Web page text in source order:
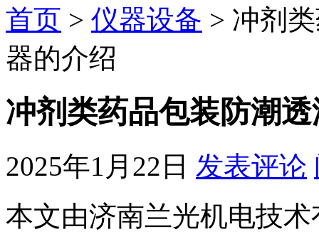
首页 > 仪器设备 > 冲剂
器的介绍
冲剂类药品包装防潮
2025年1月22日 发表评论
本文由济南兰光机电技